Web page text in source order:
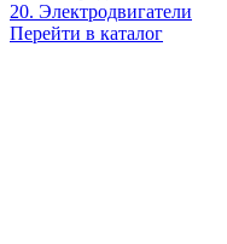
20. Электродвигатели
Перейти в каталог